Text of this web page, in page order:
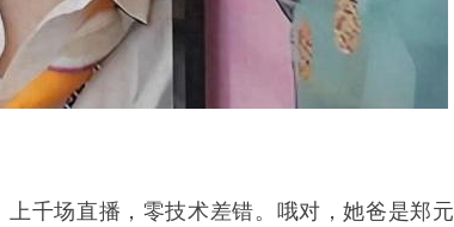
千场直播，零技术差错。哦对，她爸是郑元